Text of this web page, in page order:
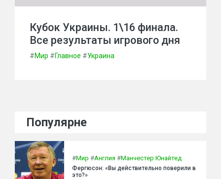
Кубок Украины. 1\16 финала.
Все результаты игрового дня
#Мир #Главное #Украина
Популярне
#Мир #Англия #Манчестер Юнайтед
Фергюсон: «Вы действительно поверили в
это?»